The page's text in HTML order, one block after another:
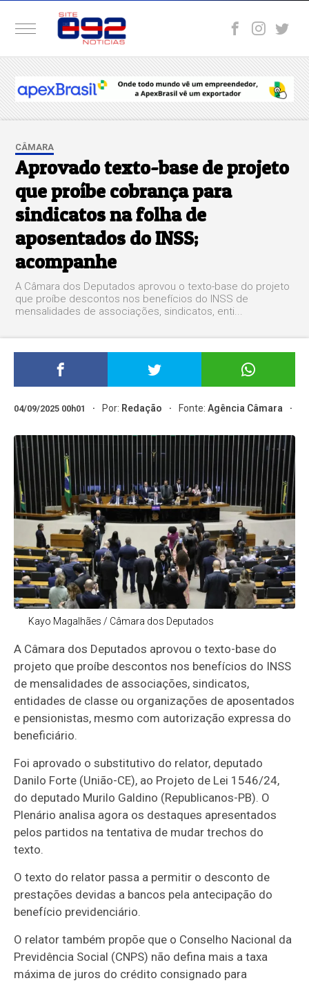
CÂMARA
Aprovado texto-base de projeto
que proíbe cobrança para
sindicatos na folha de
aposentados do INSS;
acompanhe
A Câmara dos Deputados aprovou o texto-base do projeto
que proíbe descontos nos benefícios do INSS de
mensalidades de associações, sindicatos, enti...
04/09/2025 00h01 Por: Redação Fonte:Agência Câmara
Kayo Magalhães / Câmara dos Deputados
A Câmara dos Deputados aprovou o texto-base do
projeto que proíbe descontos nos benefícios do INSS
de mensalidades de associações, sindicatos,
entidades de classe ou organizações de aposentados
e pensionistas, mesmo com autorização expressa do
beneficiário.
Foi aprovado osubstitutivo do relator, deputado
Danilo Forte (União-CE), ao Projeto de Lei 1546/24,
do deputado Murilo Galdino (Republicanos-PB). O
Plenário analisa agora os destaques apresentados
pelos partidos na tentativa de mudar trechos do
texto.
O texto do relator passa a permitir o desconto de
prestações devidas a bancos pela antecipação do
benefício previdenciário.
O relator também propõe que o Conselho Nacional da
Previdência Social (CNPS) não defina mais a taxa
máxima de juros do crédito consignado para